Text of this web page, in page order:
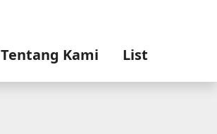
Tentang Kami List